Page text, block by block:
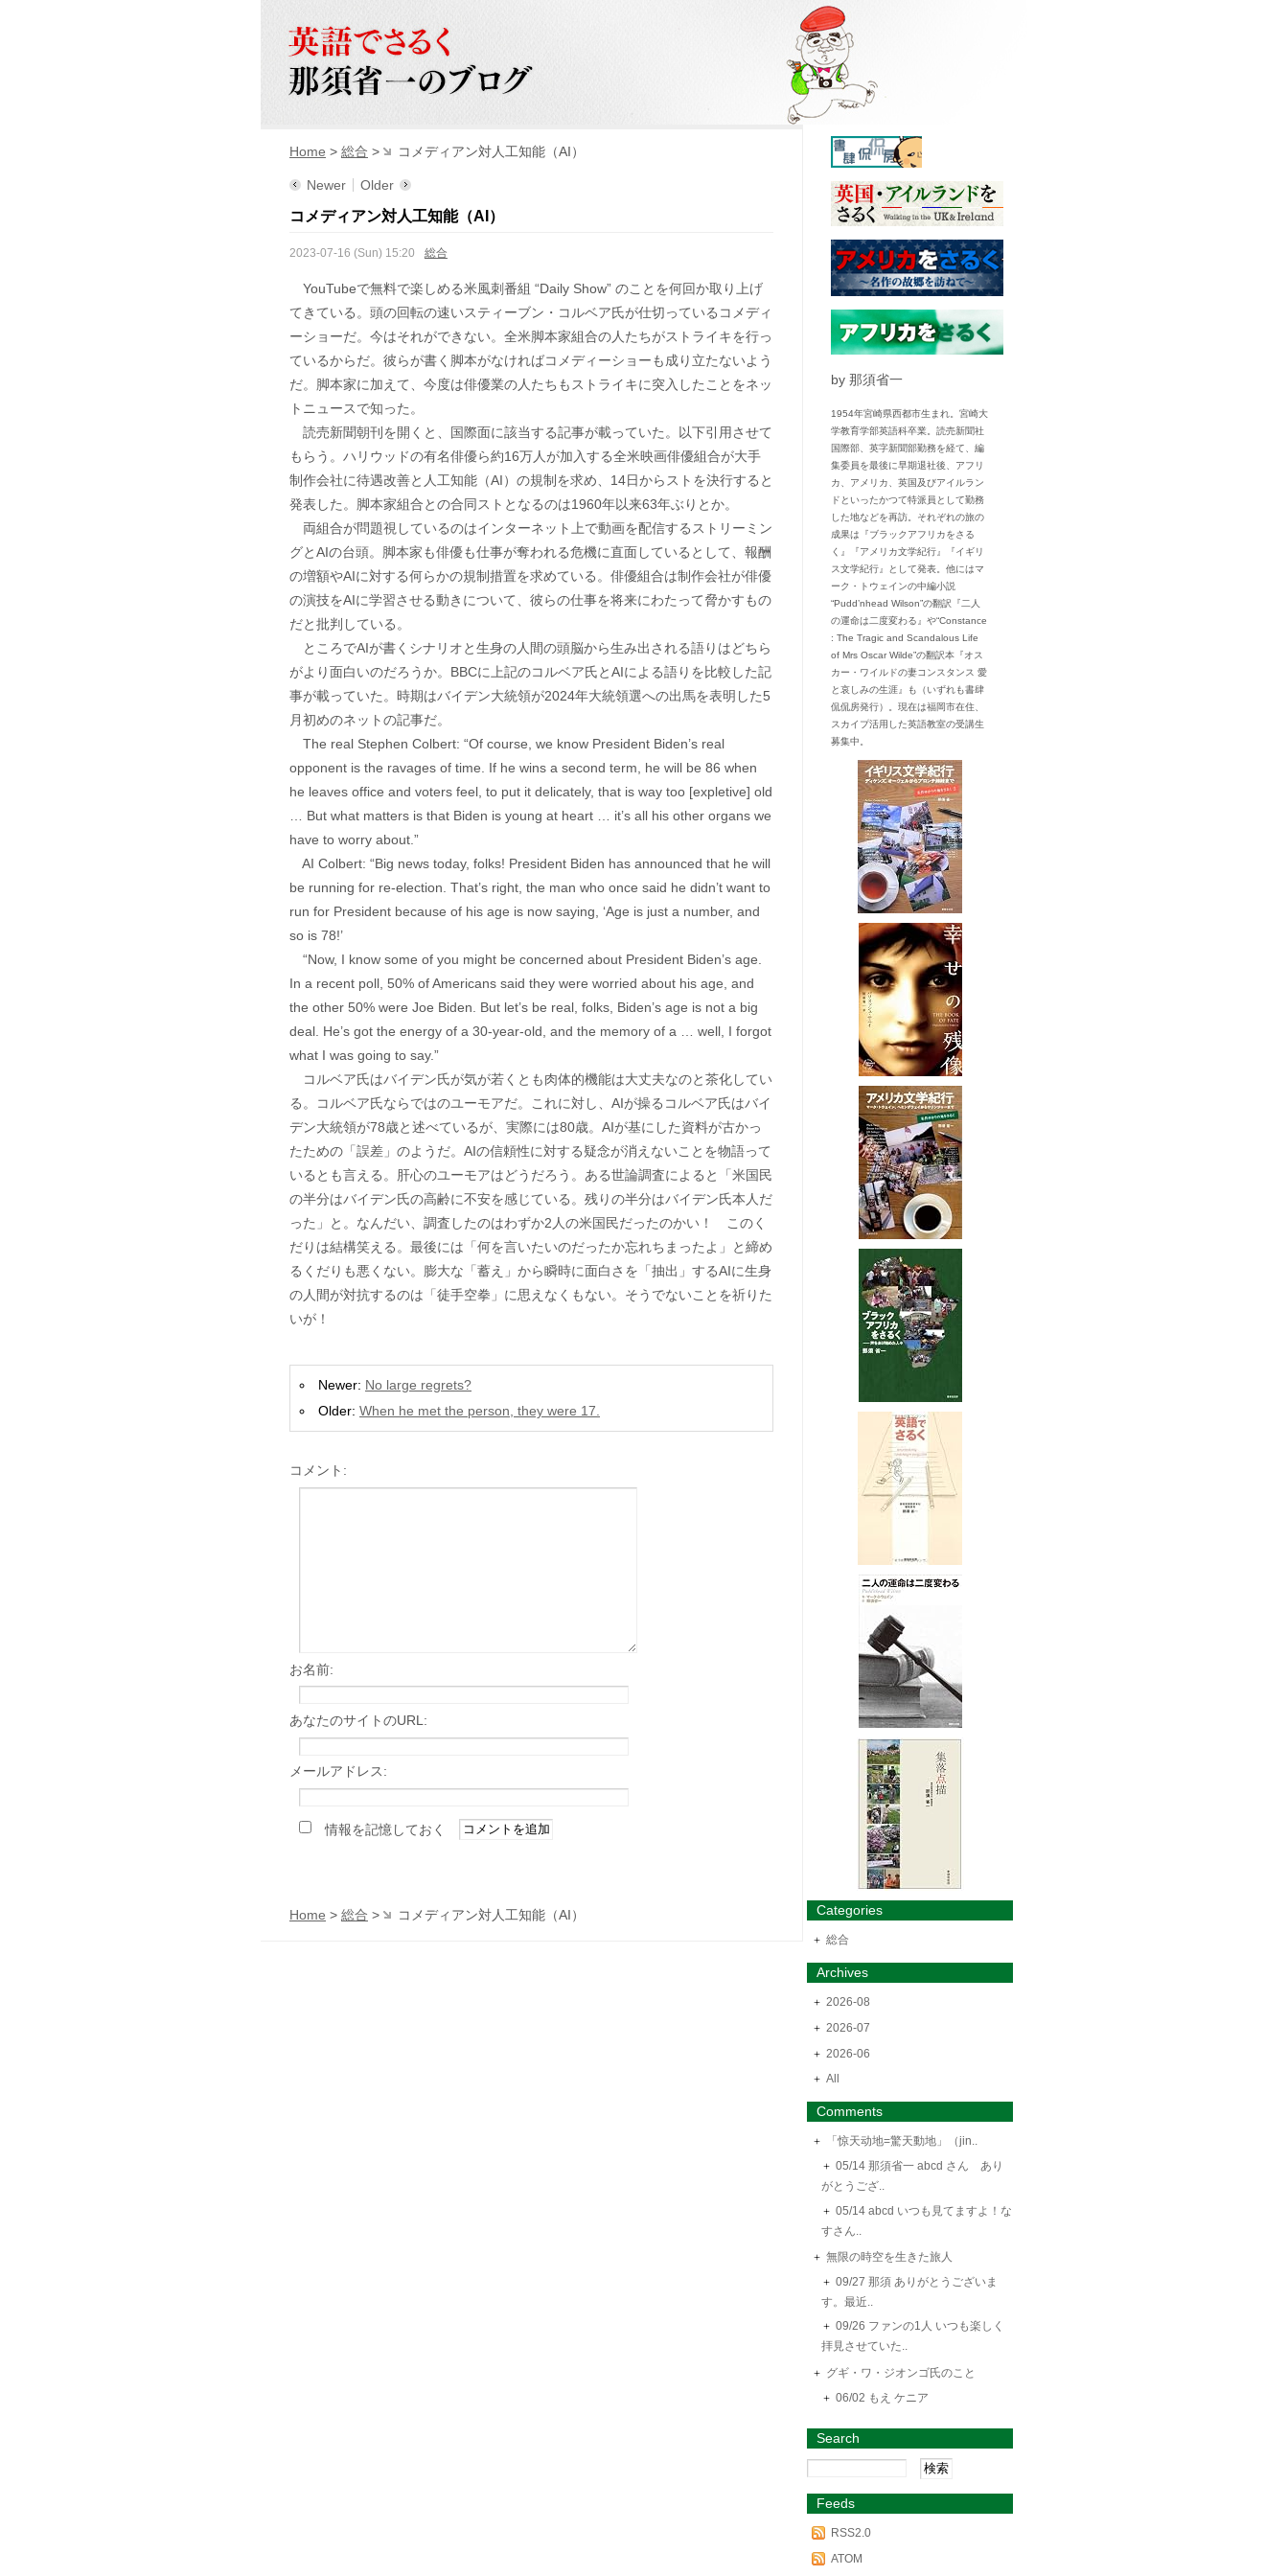
Home > 総合 > コメディアン対人工知能（AI）
Newer Older
コメディアン対人工知能（AI）
2023-07-16 (Sun) 15:20 総合
YouTubeで無料で楽しめる米風刺番組 “Daily Show” のことを何回か取り上げ
てきている。頭の回転の速いスティーブン・コルベア氏が仕切っているコメディ
ーショーだ。今はそれができない。全米脚本家組合の人たちがストライキを行っ
ているからだ。彼らが書く脚本がなければコメディーショーも成り立たないよう
だ。脚本家に加えて、今度は俳優業の人たちもストライキに突入したことをネッ
トニュースで知った。
読売新聞朝刊を開くと、国際面に該当する記事が載っていた。以下引用させて
もらう。ハリウッドの有名俳優ら約16万人が加入する全米映画俳優組合が大手
制作会社に待遇改善と人工知能（AI）の規制を求め、14日からストを決行すると
発表した。脚本家組合との合同ストとなるのは1960年以来63年ぶりとか。
両組合が問題視しているのはインターネット上で動画を配信するストリーミン
グとAIの台頭。脚本家も俳優も仕事が奪われる危機に直面しているとして、報酬
の増額やAIに対する何らかの規制措置を求めている。俳優組合は制作会社が俳優
の演技をAIに学習させる動きについて、彼らの仕事を将来にわたって脅かすもの
だと批判している。
ところでAIが書くシナリオと生身の人間の頭脳から生み出される語りはどちら
がより面白いのだろうか。BBCに上記のコルベア氏とAIによる語りを比較した記
事が載っていた。時期はバイデン大統領が2024年大統領選への出馬を表明した5
月初めのネットの記事だ。
The real Stephen Colbert: “Of course, we know President Biden’s real
opponent is the ravages of time. If he wins a second term, he will be 86 when
he leaves office and voters feel, to put it delicately, that is way too [expletive] old
… But what matters is that Biden is young at heart … it’s all his other organs we
have to worry about.”
AI Colbert: “Big news today, folks! President Biden has announced that he will
be running for re-election. That’s right, the man who once said he didn’t want to
run for President because of his age is now saying, ‘Age is just a number, and
so is 78!’
“Now, I know some of you might be concerned about President Biden’s age.
In a recent poll, 50% of Americans said they were worried about his age, and
the other 50% were Joe Biden. But let’s be real, folks, Biden’s age is not a big
deal. He’s got the energy of a 30-year-old, and the memory of a … well, I forgot
what I was going to say.”
コルベア氏はバイデン氏が気が若くとも肉体的機能は大丈夫なのと茶化してい
る。コルベア氏ならではのユーモアだ。これに対し、AIが操るコルベア氏はバイ
デン大統領が78歳と述べているが、実際には80歳。AIが基にした資料が古かっ
たための「誤差」のようだ。AIの信頼性に対する疑念が消えないことを物語って
いるとも言える。肝心のユーモアはどうだろう。ある世論調査によると「米国民
の半分はバイデン氏の高齢に不安を感じている。残りの半分はバイデン氏本人だ
った」と。なんだい、調査したのはわずか2人の米国民だったのかい！ このく
だりは結構笑える。最後には「何を言いたいのだったか忘れちまったよ」と締め
るくだりも悪くない。膨大な「蓄え」から瞬時に面白さを「抽出」するAIに生身
の人間が対抗するのは「徒手空拳」に思えなくもない。そうでないことを祈りた
いが！
Newer: No large regrets?
Older: When he met the person, they were 17.
コメント:
お名前:
あなたのサイトのURL:
メールアドレス:
情報を記憶しておく
Home > 総合 > コメディアン対人工知能（AI）
by 那須省一
1954年宮崎県西都市生まれ。宮崎大
学教育学部英語科卒業。読売新聞社
国際部、英字新聞部勤務を経て、編
集委員を最後に早期退社後、アフリ
カ、アメリカ、英国及びアイルラン
ドといったかつて特派員として勤務
した地などを再訪。それぞれの旅の
成果は『ブラックアフリカをさる
く』『アメリカ文学紀行』『イギリ
ス文学紀行』として発表。他にはマ
ーク・トウェインの中編小説
“Pudd’nhead Wilson”の翻訳『二人
の運命は二度変わる』や“Constance
: The Tragic and Scandalous Life
of Mrs Oscar Wilde”の翻訳本『オス
カー・ワイルドの妻コンスタンス 愛
と哀しみの生涯』も（いずれも書肆
侃侃房発行）。現在は福岡市在住、
スカイプ活用した英語教室の受講生
募集中。
Categories
総合
Archives
2026-08
2026-07
2026-06
All
Comments
「惊天动地=驚天動地」（jin..
05/14 那須省一 abcd さん あり
がとうござ..
05/14 abcd いつも見てますよ！な
すさん..
無限の時空を生きた旅人
09/27 那須 ありがとうございま
す。最近..
09/26 ファンの1人 いつも楽しく
拝見させていた..
グギ・ワ・ジオンゴ氏のこと
06/02 もえ ケニア
Search
Feeds
RSS2.0
ATOM